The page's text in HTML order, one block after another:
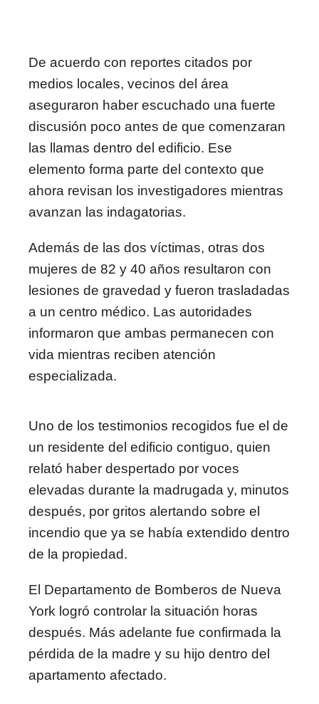
De acuerdo con reportes citados por
medios locales, vecinos del área
aseguraron haber escuchado una fuerte
discusión poco antes de que comenzaran
las llamas dentro del edificio. Ese
elemento forma parte del contexto que
ahora revisan los investigadores mientras
avanzan las indagatorias.
Además de las dos víctimas, otras dos
mujeres de 82 y 40 años resultaron con
lesiones de gravedad y fueron trasladadas
a un centro médico. Las autoridades
informaron que ambas permanecen con
vida mientras reciben atención
especializada.
Uno de los testimonios recogidos fue el de
un residente del edificio contiguo, quien
relató haber despertado por voces
elevadas durante la madrugada y, minutos
después, por gritos alertando sobre el
incendio que ya se había extendido dentro
de la propiedad.
El Departamento de Bomberos de Nueva
York logró controlar la situación horas
después. Más adelante fue confirmada la
pérdida de la madre y su hijo dentro del
apartamento afectado.